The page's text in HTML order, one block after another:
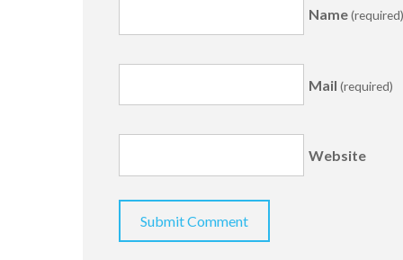
Name
Mail(required)
Website